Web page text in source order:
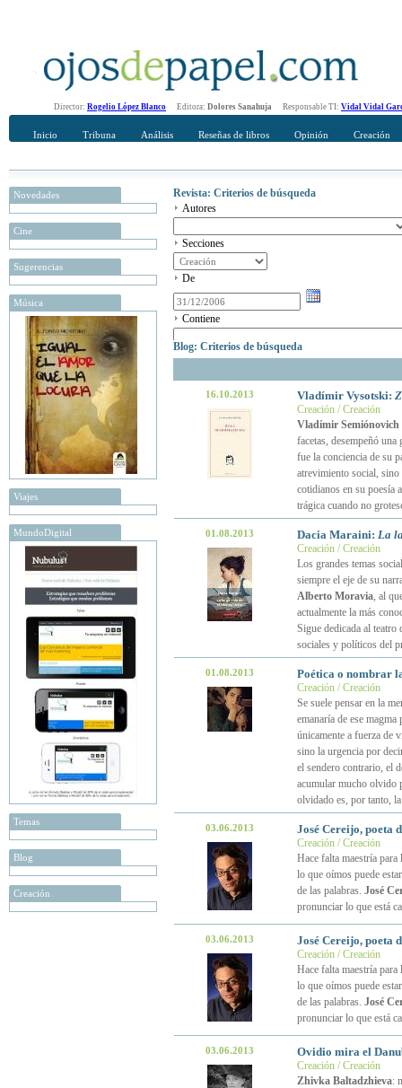
Director: Rogelio López Blanco Editora: Dolores Sanahuja Responsable TI: Vidal Vidal
Inicio Tribuna Análisis Reseñas de libros Opinión Creación
Novedades
Cine
Sugerencias
Música
Viajes
MundoDigital
Temas
Blog
Creación
Revista: Criterios de búsqueda
Autores
Secciones
De
Contiene
Blog: Criterios de búsqueda
16.10.2013 Vladímir Vysotski:
Creación / Creación
Vladímir Semiónovich
facetas, desempeñó
fue la conciencia de su
atrevimiento social,
cotidianos en su poesía
trágica cuando no
01.08.2013 Dacia Maraini: La
Creación / Creación
Los grandes temas
siempre el eje de su
Alberto Moravia, al
actualmente la más
Sigue dedicada al
sociales y políticos del
01.08.2013 Poética o nombrar
Creación / Creación
Se suele pensar en la
emanaría de ese
únicamente a fuerza de
sino la urgencia por
el sendero contrario, el
acumular mucho olvido
olvidado es, por tanto,
03.06.2013 José Cereijo, poeta
Creación / Creación
Hace falta maestría
lo que oímos puede
de las palabras. José
pronunciar lo que está
03.06.2013 José Cereijo, poeta
Creación / Creación
Hace falta maestría
lo que oímos puede
de las palabras. José
pronunciar lo que está
03.06.2013 Ovidio mira el
Creación / Creación
Zhivka Baltadzhieva: